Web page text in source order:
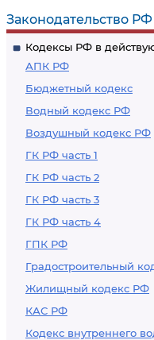
Законодательство РФ
Кодексы РФ в
АПК РФ
Бюджетный кодекс
Водный кодекс РФ
Воздушный кодекс РФ
ГК РФ часть 1
ГК РФ часть 2
ГК РФ часть 3
ГК РФ часть 4
ГПК РФ
Градостроительный
Жилищный кодекс РФ
КАС РФ
Кодекс внутреннего